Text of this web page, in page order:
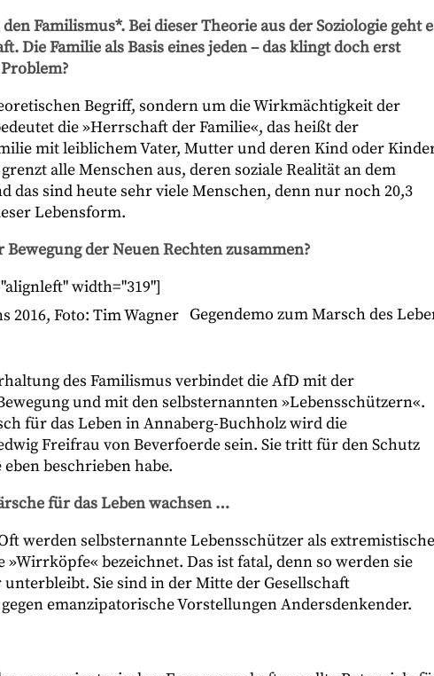
Familismus*. Bei dieser Theorie aus der Soziologie geht
Die Familie als Basis eines jeden – das klingt doch erst
Begriff, sondern um die Wirkmächtigkeit der
die »Herrschaft der Familie«, das heißt der
mit leiblichem Vater, Mutter und deren Kind oder
alle Menschen aus, deren soziale Realität an dem
das sind heute sehr viele Menschen, denn nur noch 20,3
Lebensform.
der Neuen Rechten zusammen?
width="319"]
Gegendemo zum Marsch des
des Familismus verbindet die AfD mit der
und mit den selbsternannten »Lebensschützern«.
für das Leben in Annaberg-Buchholz wird die
Freifrau von Beverfoerde sein. Sie tritt für den Schutz
beschrieben habe.
für das Leben wachsen …
werden selbsternannte Lebensschützer als extremistische
bezeichnet. Das ist fatal, denn so werden sie
Sie sind in der Mitte der Gesellschaft
emanzipatorische Vorstellungen Andersdenkender.